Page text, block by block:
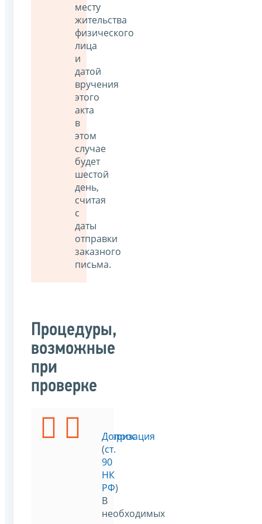
месту
жительства
физического
лица
и
датой
вручения
этого
акта
в
этом
случае
будет
шестой
день,
считая
с
даты
отправки
заказного
письма.
Процедуры,
возможные
при
проверке
Инвентаризация
Допрос
(ст.
90
НК
РФ)
В
необходимых